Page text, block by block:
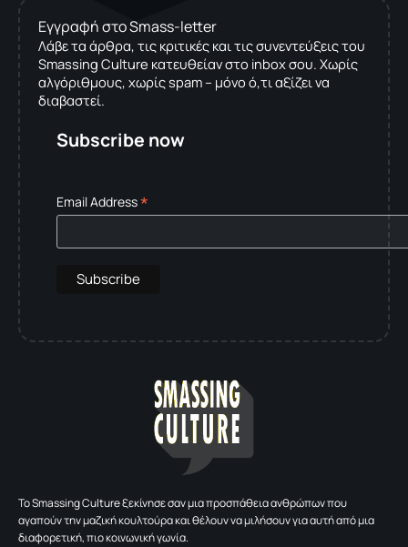
Εγγραφή στο Smass-letter
Λάβε τα άρθρα, τις κριτικές και τις συνεντεύξεις του
Smassing Culture κατευθείαν στο inbox σου. Χωρίς
αλγόριθμους, χωρίς spam – μόνο ό,τι αξίζει να
διαβαστεί.
Subscribe now
Email Address*
To Smassing Culture ξεκίνησε σαν μια προσπάθεια ανθρώπων που
αγαπούν την μαζική κουλτούρα και θέλουν να μιλήσουν για αυτή από μια
διαφορετική, πιο κοινωνική γωνία.